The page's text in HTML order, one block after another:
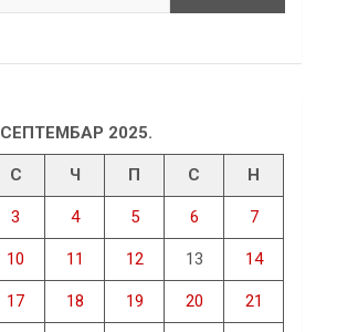
СЕПТЕМБАР 2025.
С Ч П С Н
3 4 5 6 7
10 11 12 13 14
17 18 19 20 21